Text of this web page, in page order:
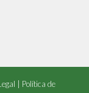
Política de